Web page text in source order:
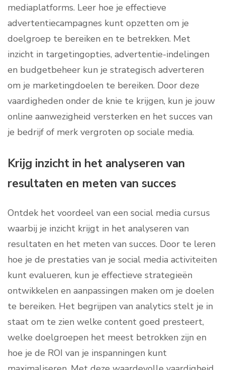
mediaplatforms. Leer hoe je effectieve
advertentiecampagnes kunt opzetten om je
doelgroep te bereiken en te betrekken. Met
inzicht in targetingopties, advertentie-indelingen
en budgetbeheer kun je strategisch adverteren
om je marketingdoelen te bereiken. Door deze
vaardigheden onder de knie te krijgen, kun je jouw
online aanwezigheid versterken en het succes van
je bedrijf of merk vergroten op sociale media.
Krijg inzicht in het analyseren van
resultaten en meten van succes
Ontdek het voordeel van een social media cursus
waarbij je inzicht krijgt in het analyseren van
resultaten en het meten van succes. Door te leren
hoe je de prestaties van je social media activiteiten
kunt evalueren, kun je effectieve strategieën
ontwikkelen en aanpassingen maken om je doelen
te bereiken. Het begrijpen van analytics stelt je in
staat om te zien welke content goed presteert,
welke doelgroepen het meest betrokken zijn en
hoe je de ROI van je inspanningen kunt